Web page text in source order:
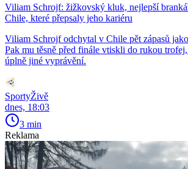
Viliam Schrojf: žižkovský kluk, nejlepší
Chile, které přepsaly jeho kariéru
Viliam Schrojf odchytal v Chile pět zápasů
Pak mu těsně před finále vtiskli do rukou trofej,
úplně jiné vyprávění.
SportyŽivě
dnes, 18:03
3 min
Reklama